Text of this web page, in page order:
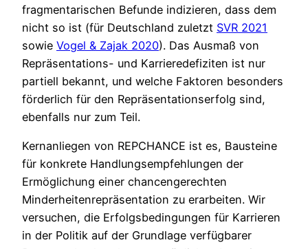
fragmentarischen Befunde indizieren, dass dem
nicht so ist (für Deutschland zuletzt SVR 2021
sowie Vogel & Zajak 2020). Das Ausmaß von
Repräsentations- und Karrieredefiziten ist nur
partiell bekannt, und welche Faktoren besonders
förderlich für den Repräsentationserfolg sind,
ebenfalls nur zum Teil.
Kernanliegen von REPCHANCE ist es, Bausteine
für konkrete Handlungsempfehlungen der
Ermöglichung einer chancengerechten
Minderheitenrepräsentation zu erarbeiten. Wir
versuchen, die Erfolgsbedingungen für Karrieren
in der Politik auf der Grundlage verfügbarer